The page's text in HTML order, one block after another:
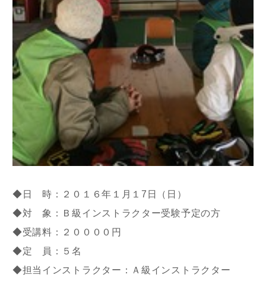
◆日 時：２０１６年１月１7日（日）
◆対 象：Ｂ級インストラクター受験予定の方
◆受講料：２００００円
◆定 員：５名
◆担当インストラクター：Ａ級インストラクター